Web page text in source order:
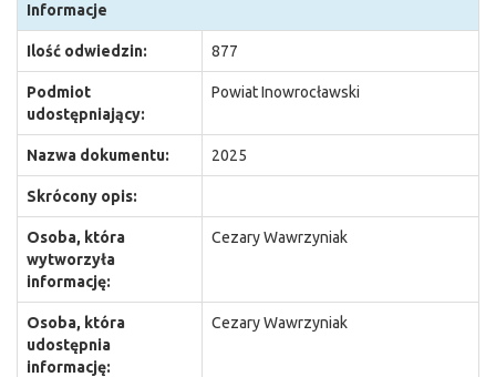
Informacje
Ilość odwiedzin: 877
Podmiot
udostępniający:
Powiat Inowrocławski
Nazwa dokumentu: 2025
Skrócony opis:
Osoba, która
wytworzyła
informację:
Cezary Wawrzyniak
Osoba, która
udostępnia
informację:
Cezary Wawrzyniak